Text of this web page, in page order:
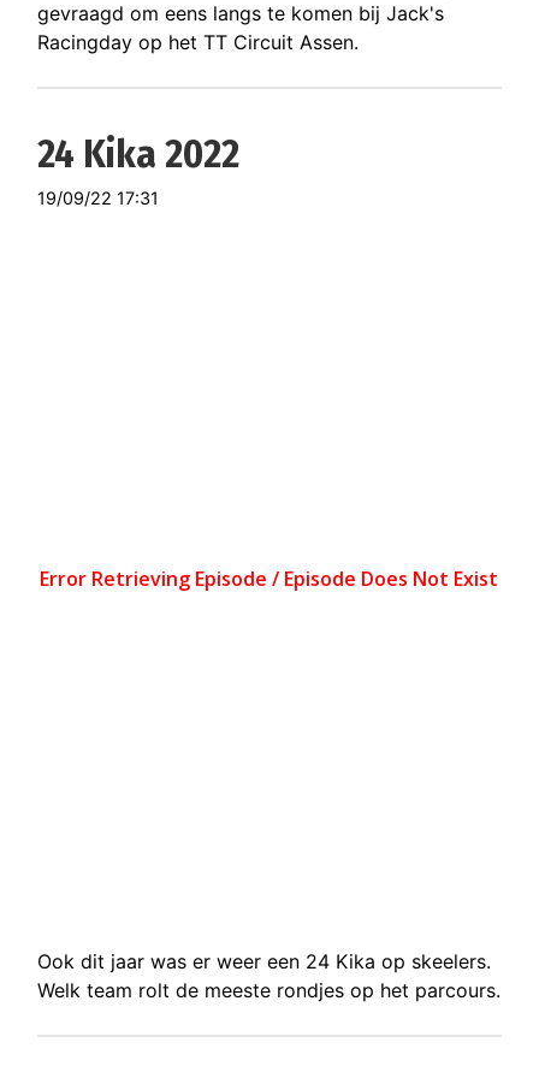
gevraagd om eens langs te komen bij Jack's
Racingday op het TT Circuit Assen.
24 Kika 2022
19/09/22 17:31
Ook dit jaar was er weer een 24 Kika op skeelers.
Welk team rolt de meeste rondjes op het parcours.